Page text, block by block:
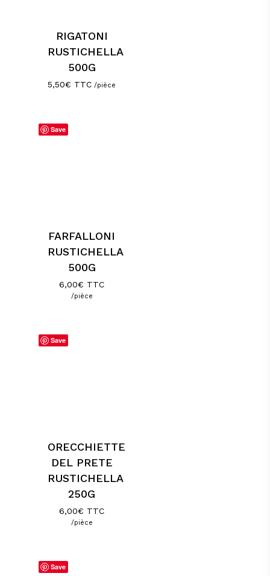
RIGATONI
RUSTICHELLA
500G
5,50€ TTC /pièce
Save
FARFALLONI
RUSTICHELLA
500G
6,00€ TTC
/pièce
Save
ORECCHIETTE
DEL PRETE
RUSTICHELLA
250G
6,00€ TTC
/pièce
Save